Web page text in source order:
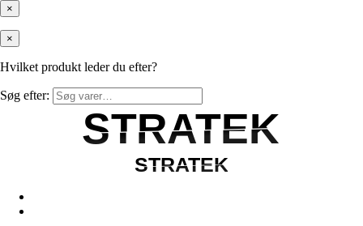
×
×
Hvilket produkt leder du efter?
Søg efter:
STRATEK
STRATEK
STRATEK
STRATEK